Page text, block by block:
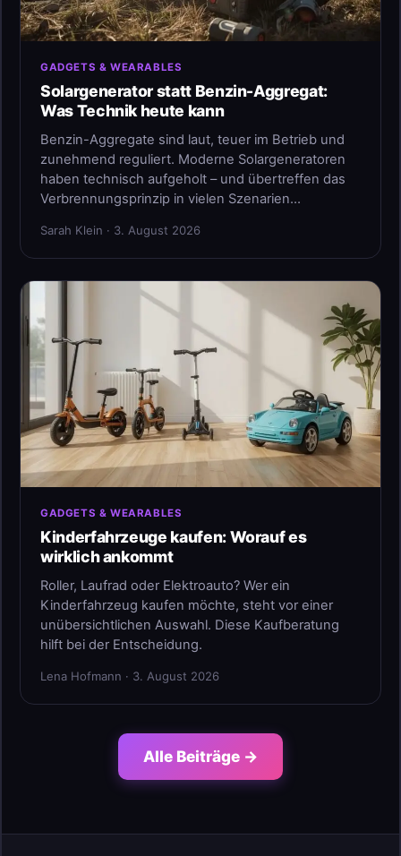
GADGETS & WEARABLES
Solargenerator statt Benzin-Aggregat:
Was Technik heute kann
Benzin-Aggregate sind laut, teuer im Betrieb und
zunehmend reguliert. Moderne Solargeneratoren
haben technisch aufgeholt – und übertreffen das
Verbrennungsprinzip in vielen Szenarien…
Sarah Klein · 3. August 2026
GADGETS & WEARABLES
Kinderfahrzeuge kaufen: Worauf es
wirklich ankommt
Roller, Laufrad oder Elektroauto? Wer ein
Kinderfahrzeug kaufen möchte, steht vor einer
unübersichtlichen Auswahl. Diese Kaufberatung
hilft bei der Entscheidung.
Lena Hofmann · 3. August 2026
Alle Beiträge →